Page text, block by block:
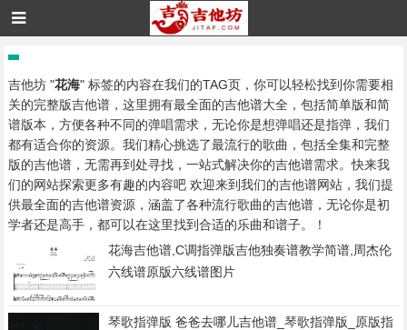
吉他坊 "花海" 标签的内容在我们的TAG页，你可以轻松找到你需要相
关的完整版吉他谱，这里拥有最全面的吉他谱大全，包括简单版和简
谱版本，方便各种不同的弹唱需求，无论你是想弹唱还是指弹，我们
都有适合你的资源。我们精心挑选了最流行的歌曲，包括全集和完整
版的吉他谱，无需再到处寻找，一站式解决你的吉他谱需求。快来我
们的网站探索更多有趣的内容吧 欢迎来到我们的吉他谱网站，我们提
供最全面的吉他谱资源，涵盖了各种流行歌曲的吉他谱，无论你是初
学者还是高手，都可以在这里找到合适的乐曲和谱子。！
花海吉他谱,C调指弹版吉他独奏谱教学简谱,周杰伦
六线谱原版六线谱图片
琴歌指弹版 爸爸去哪儿吉他谱_琴歌指弹版_原版指